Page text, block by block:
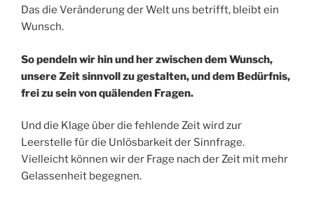
Das die Veränderung der Welt uns betrifft, bleibt ein
Wunsch.
So pendeln wir hin und her zwischen dem Wunsch,
unsere Zeit sinnvoll zu gestalten, und dem Bedürfnis,
frei zu sein von quälenden Fragen.
Und die Klage über die fehlende Zeit wird zur
Leerstelle für die Unlösbarkeit der Sinnfrage.
Vielleicht können wir der Frage nach der Zeit mit mehr
Gelassenheit begegnen.